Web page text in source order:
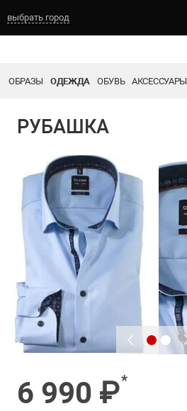
выбрать город
ОБРАЗЫ ОДЕЖДА ОБУВЬ АКСЕССУАРЫ
РУБАШКА
6 990 ₽*